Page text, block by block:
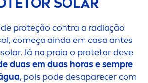
SOLAR
proteção contra a radiação
começa ainda em casa antes
Já na praia o protetor deve
duas em duas horas e sempre
, pois pode desaparecer com